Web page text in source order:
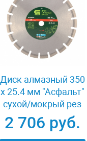
Диск алмазный 350
х 25.4 мм "Асфальт"
сухой/мокрый рез
Сибртех 731013
2 706 руб.